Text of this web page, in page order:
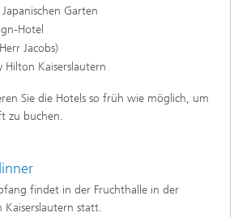
Garten
Hotel
Jacobs)
Hilton Kaiserslautern
Sie die Hotels so früh wie möglich, um
zu buchen.
findet in der Fruchthalle in der
Kaiserslautern statt.